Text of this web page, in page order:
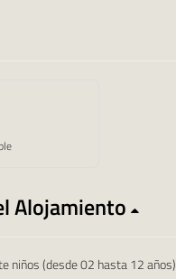
Alojamiento
niños (desde 02 hasta 12 años)